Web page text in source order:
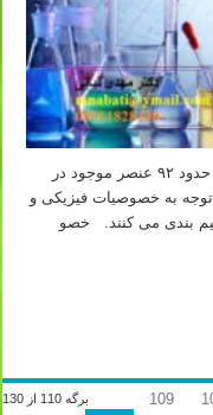
ویژگیهای کلی عناصر موجود در جدول تناوبی حدود ۹۲ عنصر موجود در
به خصوصیات فیزیکی و
بندی می کنند. خصو
برگه 110 از 130
109